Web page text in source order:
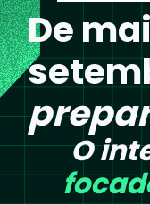
De
O